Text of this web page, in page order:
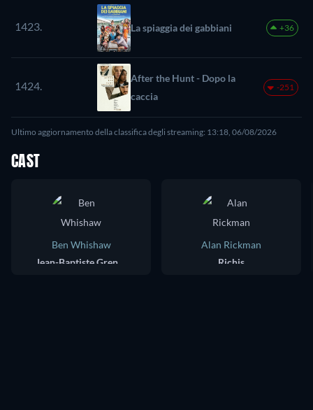
1423. La spiaggia dei gabbiani +36
1424.
After the Hunt - Dopo la
caccia
-251
Ultimo aggiornamento della classifica degli streaming: 13:18, 06/08/2026
CAST
Ben Whishaw
Alan Rickman
Richis